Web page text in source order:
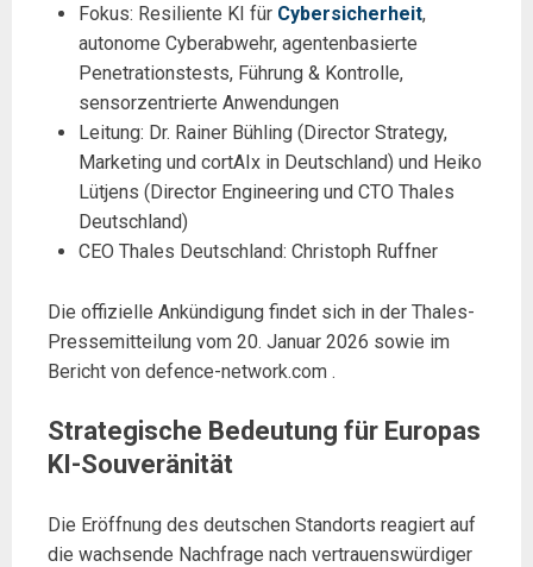
Fokus: Resiliente KI für Cybersicherheit,
autonome Cyberabwehr, agentenbasierte
Penetrationstests, Führung & Kontrolle,
sensorzentrierte Anwendungen
Leitung: Dr. Rainer Bühling (Director Strategy,
Marketing und cortAIx in Deutschland) und Heiko
Lütjens (Director Engineering und CTO Thales
Deutschland)
CEO Thales Deutschland: Christoph Ruffner
Die offizielle Ankündigung findet sich in der Thales-
Pressemitteilung vom 20. Januar 2026 sowie im
Bericht von defence-network.com .
Strategische Bedeutung für Europas
KI-Souveränität
Die Eröffnung des deutschen Standorts reagiert auf
die wachsende Nachfrage nach vertrauenswürdiger